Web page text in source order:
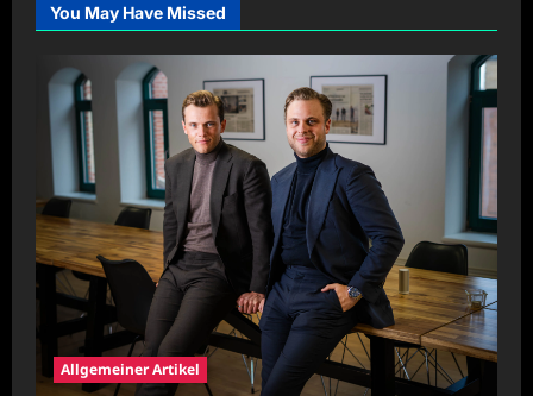
You May Have Missed
Allgemeiner Artikel